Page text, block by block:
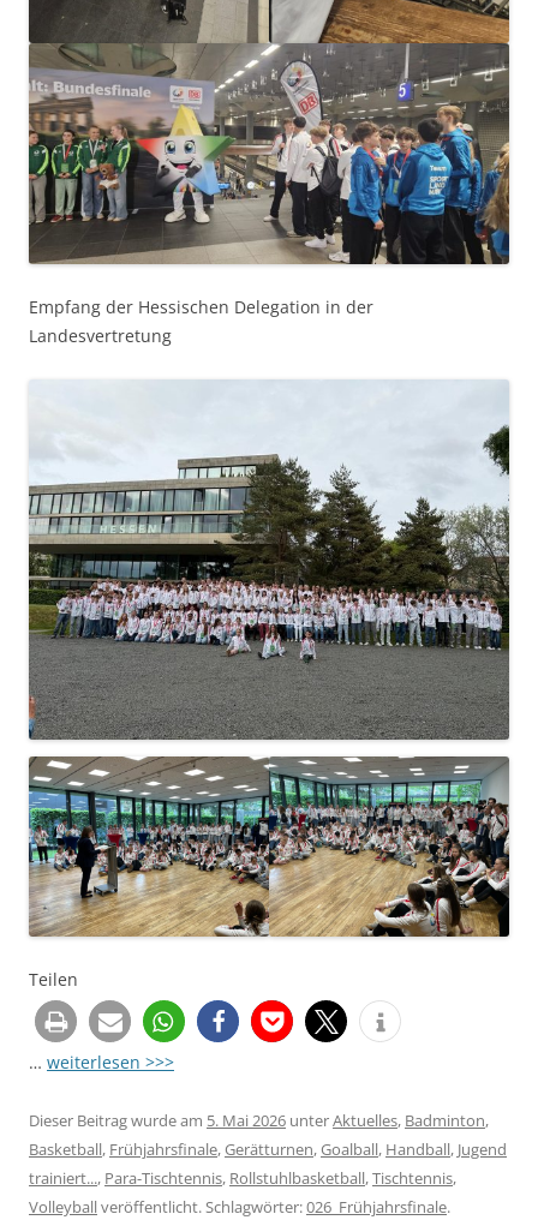
Empfang der Hessischen Delegation in der
Landesvertretung
Teilen
… weiterlesen >>>
Dieser Beitrag wurde am 5. Mai 2026 unterAktuelles, Badminton,
Basketball, Frühjahrsfinale,Gerätturnen,Goalball, Handball, Jugend
trainiert..., Para-Tischtennis, Rollstuhlbasketball,Tischtennis,
Volleyballveröffentlicht. Schlagwörter:026_Frühjahrsfinale.